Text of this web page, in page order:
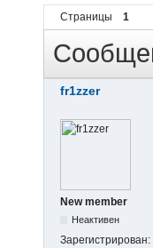
Страницы 1
fr1zzer
New member
Неактивен
Зарегистрирован: